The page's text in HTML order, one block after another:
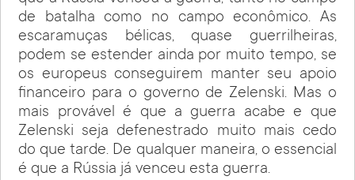
de batalha como no campo econômico. As
escaramuças bélicas, quase guerrilheiras,
podem se estender ainda por muito tempo, se
os europeus conseguirem manter seu apoio
financeiro para o governo de Zelenski. Mas o
mais provável é que a guerra acabe e que
Zelenski seja defenestrado muito mais cedo
do que tarde. De qualquer maneira, o essencial
é que a Rússia já venceu esta guerra.